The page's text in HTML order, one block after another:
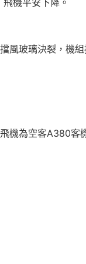
機平安下降。
風玻璃決裂，機
機為空客A380客